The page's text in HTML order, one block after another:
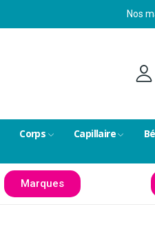
Nos
Corps Capillaire
Marques